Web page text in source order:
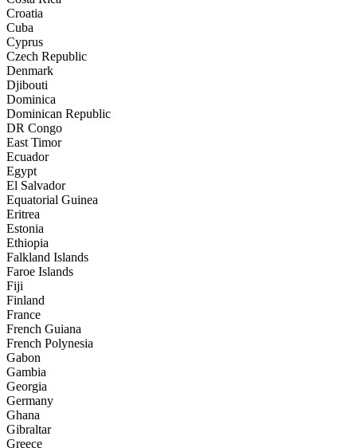
Croatia
Cuba
Cyprus
Czech Republic
Denmark
Djibouti
Dominica
Dominican Republic
DR Congo
East Timor
Ecuador
Egypt
El Salvador
Equatorial Guinea
Eritrea
Estonia
Ethiopia
Falkland Islands
Faroe Islands
Fiji
Finland
France
French Guiana
French Polynesia
Gabon
Gambia
Georgia
Germany
Ghana
Gibraltar
Greece